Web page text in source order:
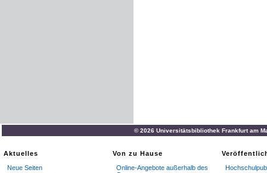
© 2026 Universitätsbibliothek Frankfurt am
Aktuelles
Neue Seiten
Von zu Hause
Online-Angebote außerhalb des